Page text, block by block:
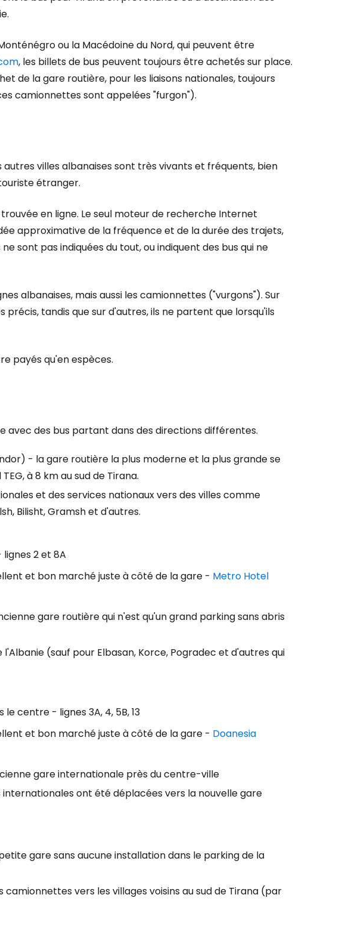
ou la Macédoine du Nord, qui peuvent être
, les billets de bus peuvent toujours être achetés sur place.
de la gare routière, pour les liaisons nationales, toujours
camionnettes sont appelées "furgon").
autres villes albanaises sont très vivants et fréquents, bien
étranger.
en ligne. Le seul moteur de recherche Internet
approximative de la fréquence et de la durée des trajets,
sont pas indiquées du tout, ou indiquent des bus qui ne
albanaises, mais aussi les camionnettes ("vurgons"). Sur
précis, tandis que sur d'autres, ils ne partent que lorsqu'ils
payés qu'en espèces.
avec des bus partant dans des directions différentes.
- la gare routière la plus moderne et la plus grande se
à 8 km au sud de Tirana.
et des services nationaux vers des villes comme
Bilisht, Gramsh et d'autres.
2 et 8A
et bon marché juste à côté de la gare - Metro Hotel
gare routière qui n'est qu'un grand parking sans abris
(sauf pour Elbasan, Korce, Pogradec et d'autres qui
centre - lignes 3A, 4, 5B, 13
et bon marché juste à côté de la gare - Doanesia
gare internationale près du centre-ville
internationales ont été déplacées vers la nouvelle gare
gare sans aucune installation dans le parking de la
vers les villages voisins au sud de Tirana (par
Continuer avec Facebook
Poursuivre avec le courrier électronique